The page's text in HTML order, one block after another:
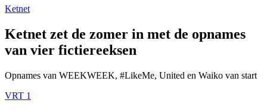
Ketnet
Ketnet zet de zomer in met de opnames
van vier fictiereeksen
Opnames van WEEKWEEK, #LikeMe, United en Waiko van start
VRT 1